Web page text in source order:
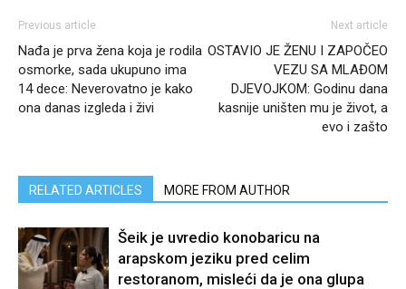
Previous article
Nađa je prva žena koja je rodila
osmorke, sada ukupuno ima
14 dece: Neverovatno je kako
ona danas izgleda i živi
Next article
OSTAVIO JE ŽENU I ZAPOČEO
VEZU SA MLAĐOM
DJEVOJKOM: Godinu dana
kasnije uništen mu je život, a
evo i zašto
RELATED ARTICLES MORE FROM AUTHOR
Šeik je uvredio konobaricu na
arapskom jeziku pred celim
restoranom, misleći da je ona glupa